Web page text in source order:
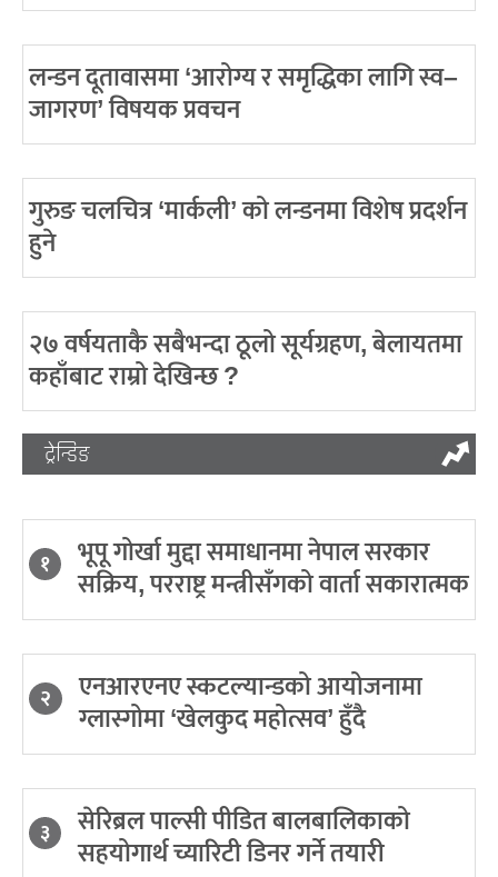
लन्डन दूतावासमा ‘आरोग्य र समृद्धिका लागि स्व–
जागरण’ विषयक प्रवचन
गुरुङ चलचित्र ‘मार्कली’ को लन्डनमा विशेष प्रदर्शन
हुने
२७ वर्षयताकै सबैभन्दा ठूलो सूर्यग्रहण, बेलायतमा
कहाँबाट राम्रो देखिन्छ ?
ट्रेन्डिङ
१ भूपू गोर्खा मुद्दा समाधानमा नेपाल सरकार
सक्रिय, परराष्ट्र मन्त्रीसँगको वार्ता सकारात्मक
२ एनआरएनए स्कटल्यान्डको आयोजनामा
ग्लास्गोमा ‘खेलकुद महोत्सव’ हुँदै
३ सेरिब्रल पाल्सी पीडित बालबालिकाको
सहयोगार्थ च्यारिटी डिनर गर्ने तयारी